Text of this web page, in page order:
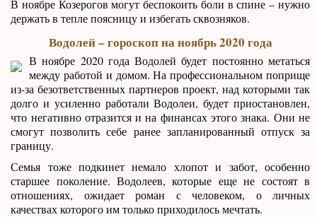
В ноябре Козерогов могут беспокоить боли в спине – нужно
держать в тепле поясницу и избегать сквозняков.
Водолей – гороскоп на ноябрь 2020 года
В ноябре 2020 года Водолей будет постоянно метаться
между работой и домом. На профессиональном поприще
из-за безответственных партнеров проект, над которыми так
долго и усиленно работали Водолеи, будет приостановлен,
что негативно отразится и на финансах этого знака. Они не
смогут позволить себе ранее запланированный отпуск за
границу.
Семья тоже подкинет немало хлопот и забот, особенно
старшее поколение. Водолеев, которые еще не состоят в
отношениях, ожидает роман с человеком, о личных
качествах которого им только приходилось мечтать.